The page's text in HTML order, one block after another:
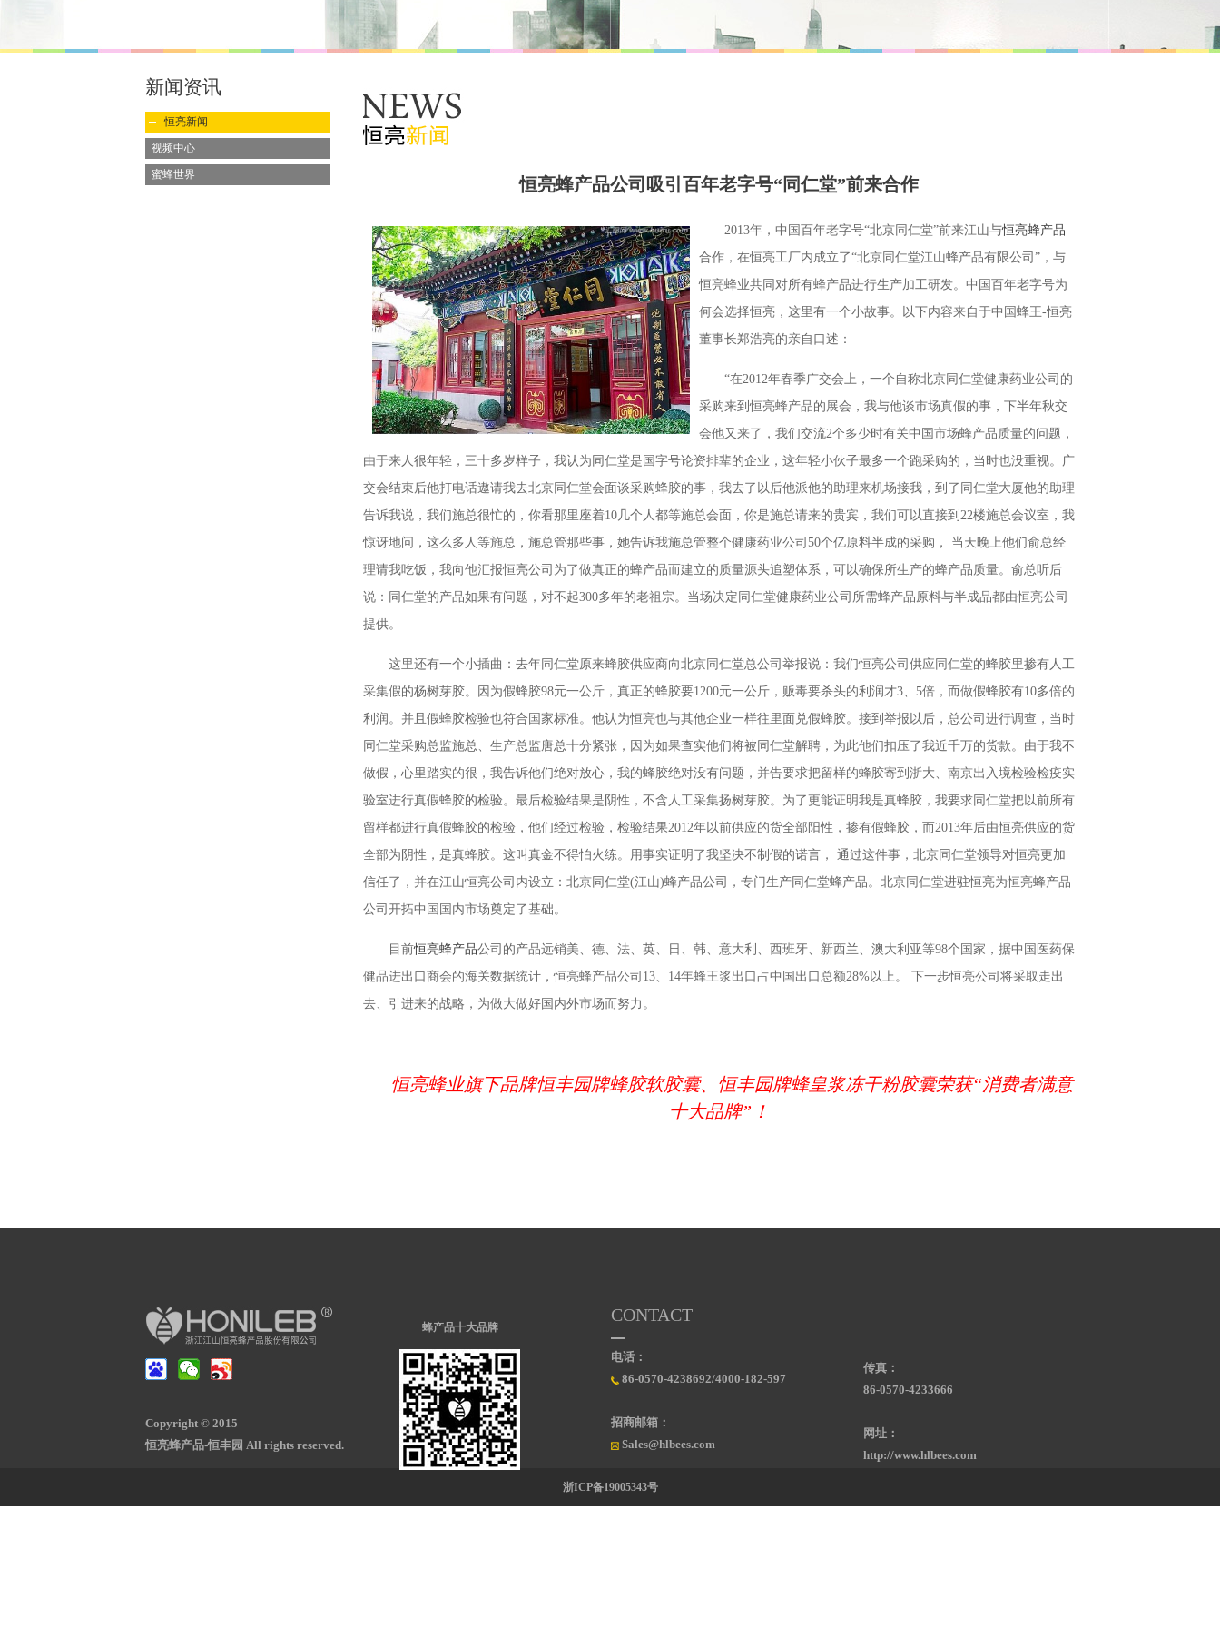
新闻资讯
恒亮新闻
视频中心
蜜蜂世界
恒亮蜂产品公司吸引百年老字号“同仁堂”前来合作
2013年，中国百年老字号“北京同仁堂”前来江山与恒亮蜂产品
合作，在恒亮工厂内成立了“北京同仁堂江山蜂产品有限公司”，与
恒亮蜂业共同对所有蜂产品进行生产加工研发。中国百年老字号为
何会选择恒亮，这里有一个小故事。以下内容来自于中国蜂王-恒亮
董事长郑浩亮的亲自口述：
“在2012年春季广交会上，一个自称北京同仁堂健康药业公司的
采购来到恒亮蜂产品的展会，我与他谈市场真假的事，下半年秋交
会他又来了，我们交流2个多少时有关中国市场蜂产品质量的问题，
由于来人很年轻，三十多岁样子，我认为同仁堂是国字号论资排辈的企业，这年轻小伙子最多一个跑采购的，当时也没重视。广
交会结束后他打电话遨请我去北京同仁堂会面谈采购蜂胶的事，我去了以后他派他的助理来机场接我，到了同仁堂大厦他的助理
告诉我说，我们施总很忙的，你看那里座着10几个人都等施总会面，你是施总请来的贵宾，我们可以直接到22楼施总会议室，我
惊讶地问，这么多人等施总，施总管那些事，她告诉我施总管整个健康药业公司50个亿原料半成的采购， 当天晚上他们俞总经
理请我吃饭，我向他汇报恒亮公司为了做真正的蜂产品而建立的质量源头追塑体系，可以确保所生产的蜂产品质量。俞总听后
说：同仁堂的产品如果有问题，对不起300多年的老祖宗。当场决定同仁堂健康药业公司所需蜂产品原料与半成品都由恒亮公司
提供。
这里还有一个小插曲：去年同仁堂原来蜂胶供应商向北京同仁堂总公司举报说：我们恒亮公司供应同仁堂的蜂胶里掺有人工
采集假的杨树芽胶。因为假蜂胶98元一公斤，真正的蜂胶要1200元一公斤，贩毒要杀头的利润才3、5倍，而做假蜂胶有10多倍的
利润。并且假蜂胶检验也符合国家标准。他认为恒亮也与其他企业一样往里面兑假蜂胶。接到举报以后，总公司进行调查，当时
同仁堂采购总监施总、生产总监唐总十分紧张，因为如果查实他们将被同仁堂解聘，为此他们扣压了我近千万的货款。由于我不
做假，心里踏实的很，我告诉他们绝对放心，我的蜂胶绝对没有问题，并告要求把留样的蜂胶寄到浙大、南京出入境检验检疫实
验室进行真假蜂胶的检验。最后检验结果是阴性，不含人工采集扬树芽胶。为了更能证明我是真蜂胶，我要求同仁堂把以前所有
留样都进行真假蜂胶的检验，他们经过检验，检验结果2012年以前供应的货全部阳性，掺有假蜂胶，而2013年后由恒亮供应的货
全部为阴性，是真蜂胶。这叫真金不得怕火练。用事实证明了我坚决不制假的诺言， 通过这件事，北京同仁堂领导对恒亮更加
信任了，并在江山恒亮公司内设立：北京同仁堂(江山)蜂产品公司，专门生产同仁堂蜂产品。北京同仁堂进驻恒亮为恒亮蜂产品
公司开拓中国国内市场奠定了基础。
目前恒亮蜂产品公司的产品远销美、德、法、英、日、韩、意大利、西班牙、新西兰、澳大利亚等98个国家，据中国医药保
健品进出口商会的海关数据统计，恒亮蜂产品公司13、14年蜂王浆出口占中国出口总额28%以上。 下一步恒亮公司将采取走出
去、引进来的战略，为做大做好国内外市场而努力。
恒亮蜂业旗下品牌恒丰园牌蜂胶软胶囊、恒丰园牌蜂皇浆冻干粉胶囊荣获“消费者满意
十大品牌”！
Copyright © 2015
恒亮蜂产品-恒丰园 All rights reserved.
蜂产品十大品牌
CONTACT
电话：
86-0570-4238692/4000-182-597
招商邮箱：
Sales@hlbees.com
传真：
86-0570-4233666
网址：
http://www.hlbees.com
浙ICP备19005343号